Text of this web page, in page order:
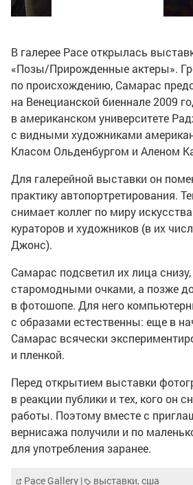
В галерее Pace открылась
«Позы/Прирожденные актеры».
по происхождению, Самарас
на Венецианской биеннале 2009
в американском университете
с видными художниками
Класом Ольденбургом и Аленом
Для галерейной выставки он
практику автопортретирования.
снимает коллег по миру
кураторов и художников (в их
Джонс).
Самарас подсветил их лица
старомодными очками, а позже
в фотошопе. Для него
с образами естественны: еще в
Самарас всячески
и пленкой.
Перед открытием выставки
в реакции публики и тех, кого он
работы. Поэтому вместе с
вернисажа получили и по
для употребления заранее.
Pace Gallery | выставки, сша